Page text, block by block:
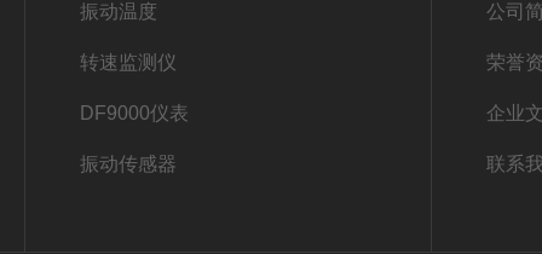
振动温度
转速监测仪
DF9000仪表
振动传感器
公司
荣誉
企业
联系